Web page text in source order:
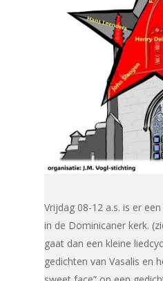
Vrijdag 08-12 a.s. is er
in de Dominicaner kerk.
gaat dan een kleine
gedichten van Vasalis en